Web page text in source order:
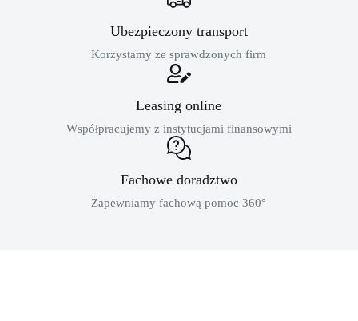
Ubezpieczony transport
Korzystamy ze sprawdzonych firm
Leasing online
Współpracujemy z instytucjami finansowymi
Fachowe doradztwo
Zapewniamy fachową pomoc 360°